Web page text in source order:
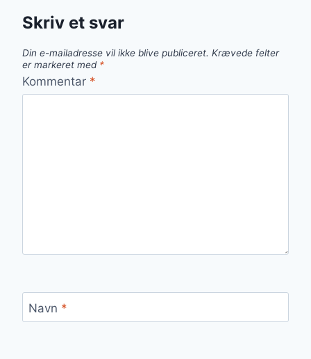
Skriv et svar
Din e-mailadresse vil ikke blive publiceret. Krævede felter
er markeret med *
Kommentar *
Navn *